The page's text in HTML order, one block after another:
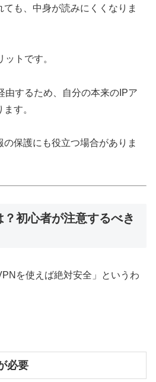
も、中身が読みにくくなりま
トです。
由するため、自分の本来のIPア
す。
保護にも役立つ場合がありま
初心者が注意するべき
を使えば絶対安全」というわ
必要